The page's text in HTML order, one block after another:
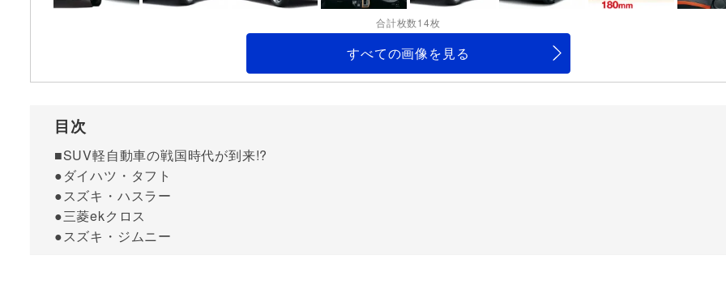
合計枚数14枚
すべての画像を見る
目次
■SUV軽自動車の戦国時代が到来!?
●ダイハツ・タフト
●スズキ・ハスラー
●三菱ekクロス
●スズキ・ジムニー